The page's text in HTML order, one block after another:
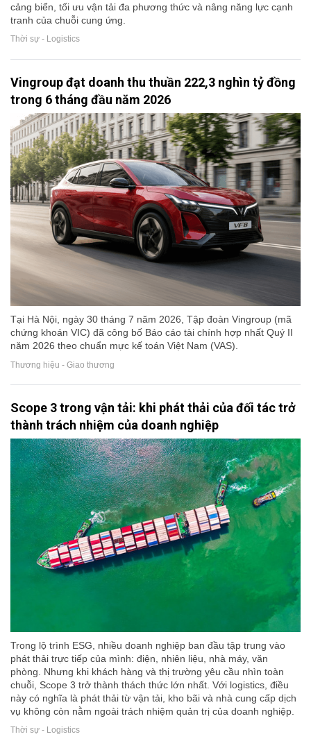
cảng biển, tối ưu vận tải đa phương thức và nâng năng lực cạnh
tranh của chuỗi cung ứng.
Thời sự - Logistics
Vingroup đạt doanh thu thuần 222,3 nghìn tỷ đồng
trong 6 tháng đầu năm 2026
Tại Hà Nội, ngày 30 tháng 7 năm 2026, Tập đoàn Vingroup (mã
chứng khoán VIC) đã công bố Báo cáo tài chính hợp nhất Quý II
năm 2026 theo chuẩn mực kế toán Việt Nam (VAS).
Thương hiệu - Giao thương
Scope 3 trong vận tải: khi phát thải của đối tác trở
thành trách nhiệm của doanh nghiệp
Trong lộ trình ESG, nhiều doanh nghiệp ban đầu tập trung vào
phát thải trực tiếp của mình: điện, nhiên liệu, nhà máy, văn
phòng. Nhưng khi khách hàng và thị trường yêu cầu nhìn toàn
chuỗi, Scope 3 trở thành thách thức lớn nhất. Với logistics, điều
này có nghĩa là phát thải từ vận tải, kho bãi và nhà cung cấp dịch
vụ không còn nằm ngoài trách nhiệm quản trị của doanh nghiệp.
Thời sự - Logistics